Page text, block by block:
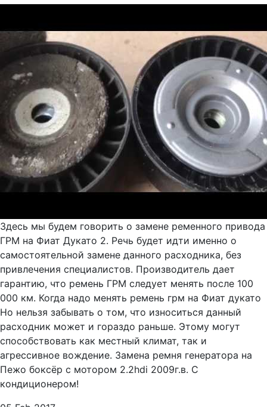
Здесь мы будем говорить о замене ременного привода
ГРМ на Фиат Дукато 2. Речь будет идти именно о
самостоятельной замене данного расходника, без
привлечения специалистов. Производитель дает
гарантию, что ремень ГРМ следует менять после 100
000 км. Когда надо менять ремень грм на Фиат дукато
Но нельзя забывать о том, что износиться данный
расходник может и гораздо раньше. Этому могут
способствовать как местный климат, так и
агрессивное вождение. Замена ремня генератора на
Пежо боксёр с мотором 2.2hdi 2009г.в. С
кондиционером!